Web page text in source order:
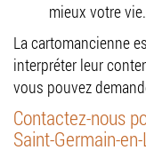
mieux votre vie.
La cartomancienne
interpréter leur
vous pouvez
Contactez-nous
Saint-Germain-